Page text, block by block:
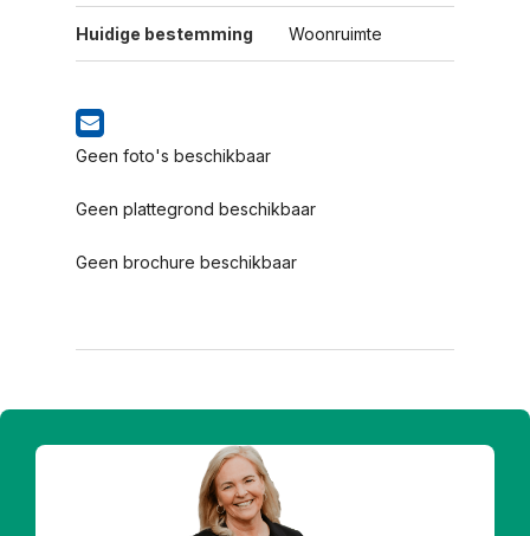
Huidige bestemming Woonruimte
Geen foto's beschikbaar
Geen plattegrond beschikbaar
Geen brochure beschikbaar